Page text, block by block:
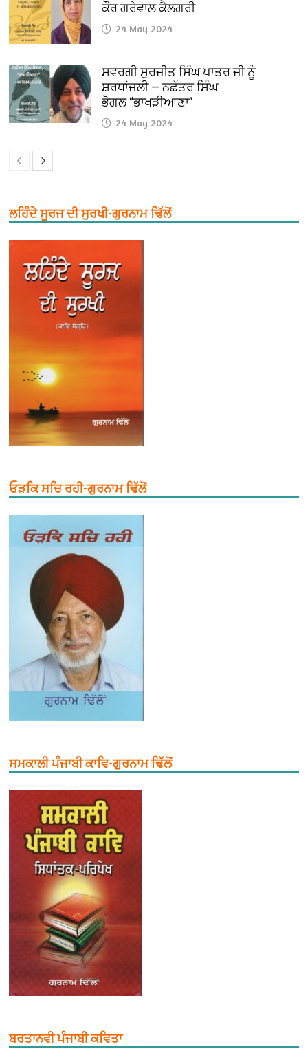
ਕੌਰ ਗਰੇਵਾਲ ਕੈਲਗਰੀ
24 May 2024
ਸਵਰਗੀ ਸੁਰਜੀਤ ਸਿੰਘ ਪਾਤਰ ਜੀ ਨੂੰ
ਸ਼ਰਧਾਂਜਲੀ — ਨਛੱਤਰ ਸਿੰਘ
ਭੋਗਲ “ਭਾਖੜੀਆਣਾ”
24 May 2024
ਲਹਿੰਦੇ ਸੂਰਜ ਦੀ ਸੁਰਖੀ-ਗੁਰਨਾਮ ਢਿੱਲੋਂ
ਓੜਕਿ ਸਚਿ ਰਹੀ-ਗੁਰਨਾਮ ਢਿੱਲੋਂ
ਸਮਕਾਲੀ ਪੰਜਾਬੀ ਕਾਵਿ-ਗੁਰਨਾਮ ਢਿੱਲੋਂ
ਬਰਤਾਨਵੀ ਪੰਜਾਬੀ ਕਵਿਤਾ